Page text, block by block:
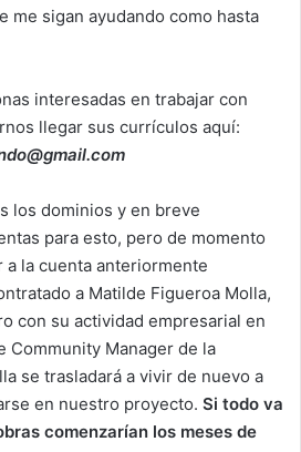
me sigan ayudando como hasta
interesadas en trabajar con
llegar sus currículos aquí:
los dominios y en breve
para esto, pero de momento
la cuenta anteriormente
a Matilde Figueroa Molla,
con su actividad empresarial en
Community Manager de la
se trasladará a vivir de nuevo a
en nuestro proyecto. Si todo va
comenzarían los meses de